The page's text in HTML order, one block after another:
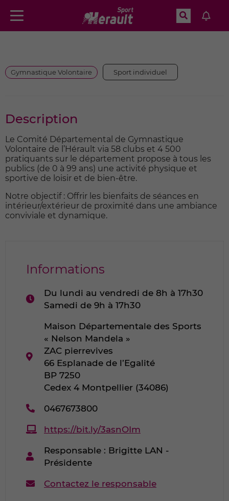
Aller à la recherche
Menu
Gymnastique Volontaire Sport individuel
Description
Le Comité Départemental de Gymnastique
Volontaire de l’Hérault via 58 clubs et 4 500
pratiquants sur le département propose à tous les
publics (de 0 à 99 ans) une activité physique et
sportive de loisir et de bien-être.
Notre objectif : Offrir les bienfaits de séances en
intérieur/extérieur de proximité dans une ambiance
conviviale et dynamique.
Informations
Horaires
:
Du lundi au vendredi de 8h à 17h30
Samedi de 9h à 17h30
Adresse
:
Maison Départementale des Sports
« Nelson Mandela »
ZAC pierrevives
66 Esplanade de l’Egalité
BP 7250
Cedex 4 Montpellier (34086)
Téléphone
0467673800
Site
:
https://bit.ly/3asnOIm
Responsable : Brigitte LAN -
Présidente
Contactez le responsable